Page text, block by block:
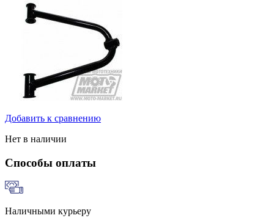
Добавить к сравнению
Нет в наличии
Способы оплаты
Наличными курьеру